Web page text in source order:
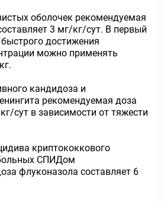
оболочек рекомендуемая
3 мг/кг/сут. В первый
достижения
можно применять
кандидоза и
рекомендуемая доза
сут в зависимости от тяжести
криптококкового
СПИДом
флуконазола составляет 6